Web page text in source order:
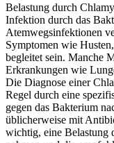
Belastung durch
Infektion durch das
Atemwegsinfektionen
Symptomen wie
begleitet sein. Manche
Erkrankungen wie
Die Diagnose einer
Regel durch eine
gegen das Bakterium
üblicherweise mit
wichtig, eine Belastung